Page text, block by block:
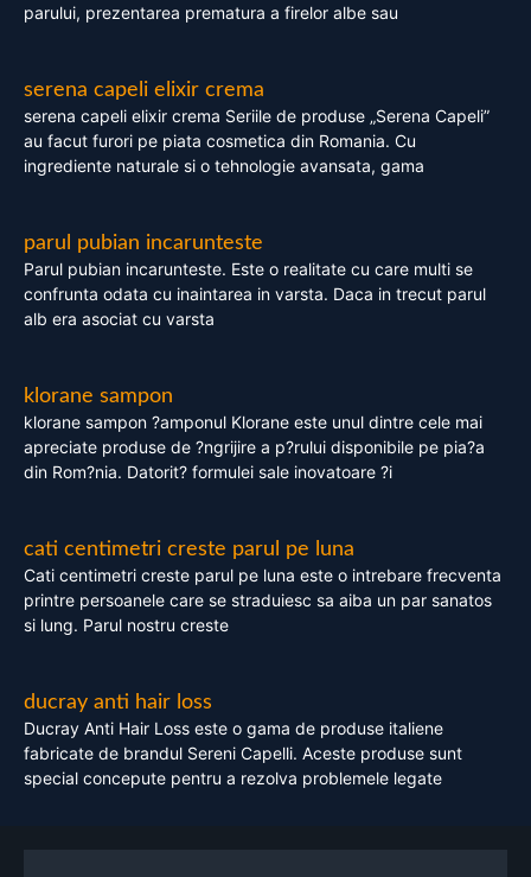
parului, prezentarea prematura a firelor albe sau
serena capeli elixir crema
serena capeli elixir crema Seriile de produse „Serena Capeli”
au facut furori pe piata cosmetica din Romania. Cu
ingrediente naturale si o tehnologie avansata, gama
parul pubian incarunteste
Parul pubian incarunteste. Este o realitate cu care multi se
confrunta odata cu inaintarea in varsta. Daca in trecut parul
alb era asociat cu varsta
klorane sampon
klorane sampon ?amponul Klorane este unul dintre cele mai
apreciate produse de ?ngrijire a p?rului disponibile pe pia?a
din Rom?nia. Datorit? formulei sale inovatoare ?i
cati centimetri creste parul pe luna
Cati centimetri creste parul pe luna este o intrebare frecventa
printre persoanele care se straduiesc sa aiba un par sanatos
si lung. Parul nostru creste
ducray anti hair loss
Ducray Anti Hair Loss este o gama de produse italiene
fabricate de brandul Sereni Capelli. Aceste produse sunt
special concepute pentru a rezolva problemele legate